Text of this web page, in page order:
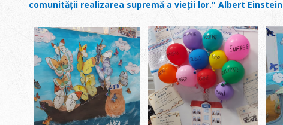
comunității realizarea supremă a vieții lor." Albert Einstein